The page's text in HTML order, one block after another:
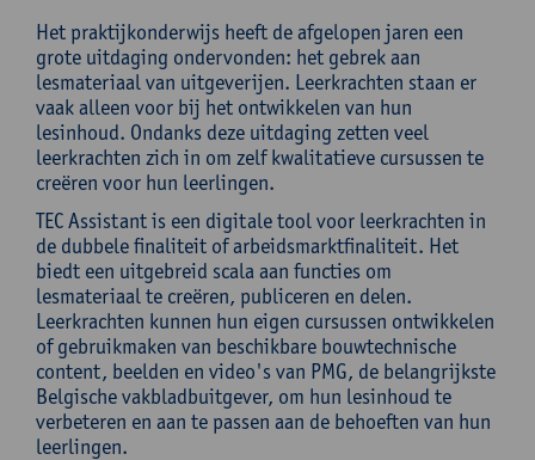
Het praktijkonderwijs heeft de afgelopen jaren een
grote uitdaging ondervonden: het gebrek aan
lesmateriaal van uitgeverijen. Leerkrachten staan er
vaak alleen voor bij het ontwikkelen van hun
lesinhoud. Ondanks deze uitdaging zetten veel
leerkrachten zich in om zelf kwalitatieve cursussen te
creëren voor hun leerlingen.
TEC Assistant is een digitale tool voor leerkrachten in
de dubbele finaliteit of arbeidsmarktfinaliteit. Het
biedt een uitgebreid scala aan functies om
lesmateriaal te creëren, publiceren en delen.
Leerkrachten kunnen hun eigen cursussen ontwikkelen
of gebruikmaken van beschikbare bouwtechnische
content, beelden en video's van PMG, de belangrijkste
Belgische vakbladbuitgever, om hun lesinhoud te
verbeteren en aan te passen aan de behoeften van hun
leerlingen.